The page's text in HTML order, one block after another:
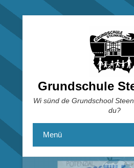
Grundschule
Wi sünd de Grundschool
du?
Menü